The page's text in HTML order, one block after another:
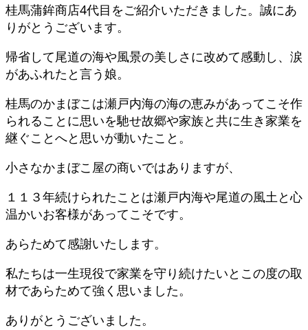
桂馬蒲鉾商店4代目をご紹介いただきました。誠にあ
りがとうございます。
帰省して尾道の海や風景の美しさに改めて感動し、涙
があふれたと言う娘。
桂馬のかまぼこは瀬戸内海の海の恵みがあってこそ作
られることに思いを馳せ故郷や家族と共に生き家業を
継ぐことへと思いが動いたこと。
小さなかまぼこ屋の商いではありますが、
１１３年続けられたことは瀬戸内海や尾道の風土と心
温かいお客様があってこそです。
あらためて感謝いたします。
私たちは一生現役で家業を守り続けたいとこの度の取
材であらためて強く思いました。
ありがとうございました。